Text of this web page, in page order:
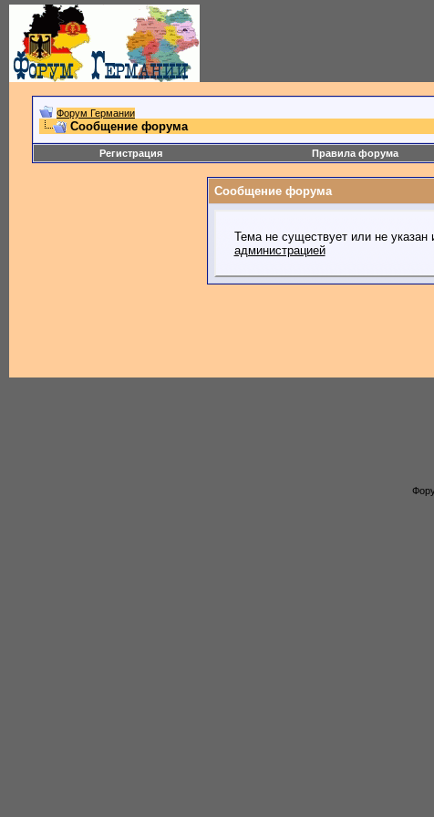
Форум Германии
Сообщение форума
Регистрация Правила форума
Сообщение форума
Тема не существует или не
администрацией